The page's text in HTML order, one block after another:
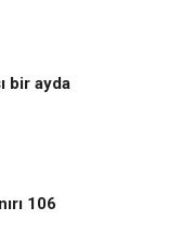
bir ayda
106